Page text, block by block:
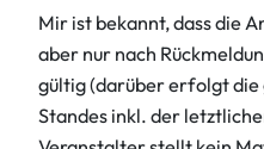
Mir ist bekannt, dass die
aber nur nach
gültig (darüber erfolgt die
Standes inkl. der